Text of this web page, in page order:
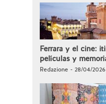
Ferrara y el cine:
películas y
Redazione - 28/04/2026